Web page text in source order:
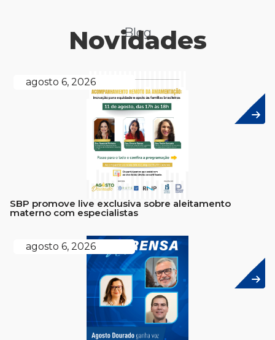
Blog
Novidades
agosto 6, 2026
SBP promove live exclusiva sobre aleitamento
materno com especialistas
agosto 6, 2026